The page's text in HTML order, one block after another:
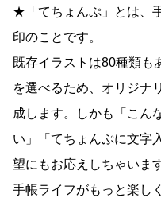
★「てちょんぷ」とは、
印のことです。
既存イラストは80種類も
を選べるため、オリジナ
成します。しかも「こん
い」「てちょんぷに文字
望にもお応えしちゃいま
手帳ライフがもっと楽し